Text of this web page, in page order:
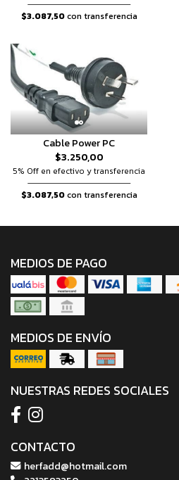
$3.087,50con transferencia
Cable Power PC
$3.250,00
5% Off en efectivo y transferencia
$3.087,50con transferencia
MEDIOS DE PAGO
MEDIOS DE ENVÍO
NUESTRAS REDES SOCIALES
CONTACTO
herfadd@hotmail.com